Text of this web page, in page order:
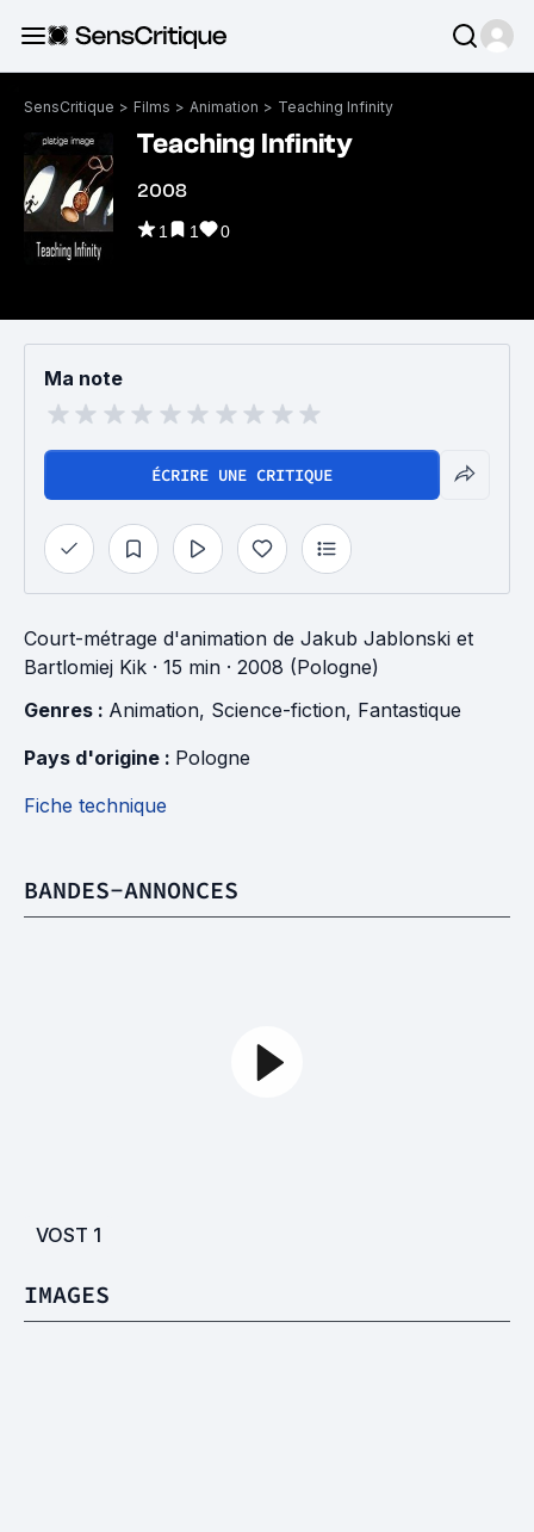
SensCritique > Films > Animation > Teaching Infinity
Teaching Infinity
2008
1 1 0
Ma note
ÉCRIRE UNE CRITIQUE
Court-métrage d'animation de Jakub Jablonski et
Bartlomiej Kik · 15 min · 2008 (Pologne)
Genres : Animation, Science-fiction, Fantastique
Pays d'origine : Pologne
Fiche technique
BANDES-ANNONCES
VOST 1
IMAGES